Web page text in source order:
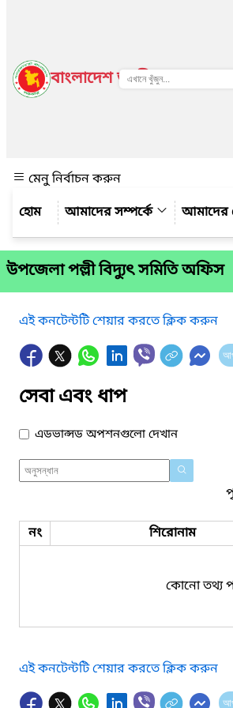
বাংলাদেশ জাতীয় তথ্য বাতায়ন
মেনু নির্বাচন করুন
আমাদের সম্পর্কে
আমাদের
উপজেলা পল্লী বিদ্যুৎ সমিতি অফিস
এই কনটেন্টটি শেয়ার করতে ক্লিক করুন
সেবা এবং ধাপ
এডভান্সড অপশনগুলো দেখান
নং শিরোনাম
কোনো তথ্য
এই কনটেন্টটি শেয়ার করতে ক্লিক করুন